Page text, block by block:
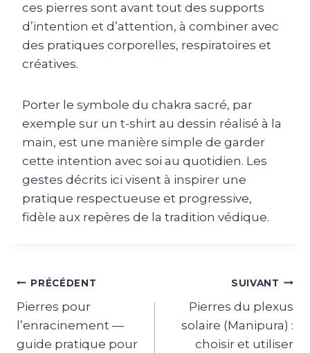
ces pierres sont avant tout des supports
d’intention et d’attention, à combiner avec
des pratiques corporelles, respiratoires et
créatives.
Porter le symbole du chakra sacré, par
exemple sur un t-shirt au dessin réalisé à la
main, est une manière simple de garder
cette intention avec soi au quotidien. Les
gestes décrits ici visent à inspirer une
pratique respectueuse et progressive,
fidèle aux repères de la tradition védique.
PRÉCÉDENT
Pierres pour
l’enracinement —
guide pratique pour
SUIVANT
Pierres du plexus
solaire (Manipura) :
choisir et utiliser